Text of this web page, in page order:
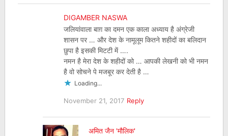
DIGAMBER NASWA
जलियांवाला बाग़ का दमन एक काला अध्याय है अंग्रेजी
शासन पर … और देश के नामूलूम कितने शहीदों का बलिदान
छुपा है इसकी मिटटी में ….
नमन है मेरा देश के शहीदों को … आपकी लेखनी को भी नमन
है वो सोचने पे मजबूर कर देती है …
Loading...
November 21, 2017 Reply
अमित जैन 'मौलिक'